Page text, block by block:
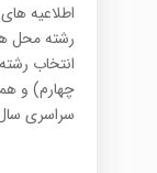
اطلاعيه
رشته محل
انتخاب
چهارم) و
سراسري